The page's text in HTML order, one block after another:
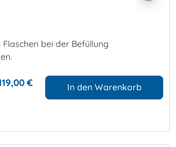
bei der Befüllung
€ In den Warenkorb